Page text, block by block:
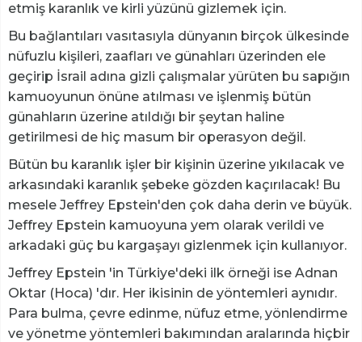
etmiş karanlık ve kirli yüzünü gizlemek için.
Bu bağlantıları vasıtasıyla dünyanın birçok ülkesinde
nüfuzlu kişileri, zaafları ve günahları üzerinden ele
geçirip İsrail adına gizli çalışmalar yürüten bu sapığın
kamuoyunun önüne atılması ve işlenmiş bütün
günahların üzerine atıldığı bir şeytan haline
getirilmesi de hiç masum bir operasyon değil.
Bütün bu karanlık işler bir kişinin üzerine yıkılacak ve
arkasındaki karanlık şebeke gözden kaçırılacak! Bu
mesele Jeffrey Epstein'den çok daha derin ve büyük.
Jeffrey Epstein kamuoyuna yem olarak verildi ve
arkadaki güç bu kargaşayı gizlenmek için kullanıyor.
Jeffrey Epstein 'in Türkiye'deki ilk örneği ise Adnan
Oktar (Hoca) 'dır. Her ikisinin de yöntemleri aynıdır.
Para bulma, çevre edinme, nüfuz etme, yönlendirme
ve yönetme yöntemleri bakımından aralarında hiçbir